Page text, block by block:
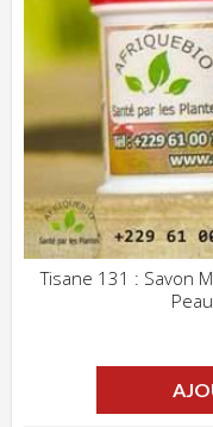
Tisane 131 : Savon